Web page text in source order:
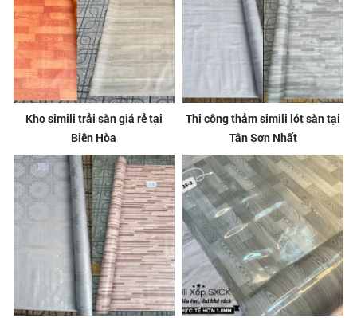
Kho simili trải sàn giá rẻ tại
Biên Hòa
Thi công thảm simili lót sàn tại
Tân Sơn Nhất